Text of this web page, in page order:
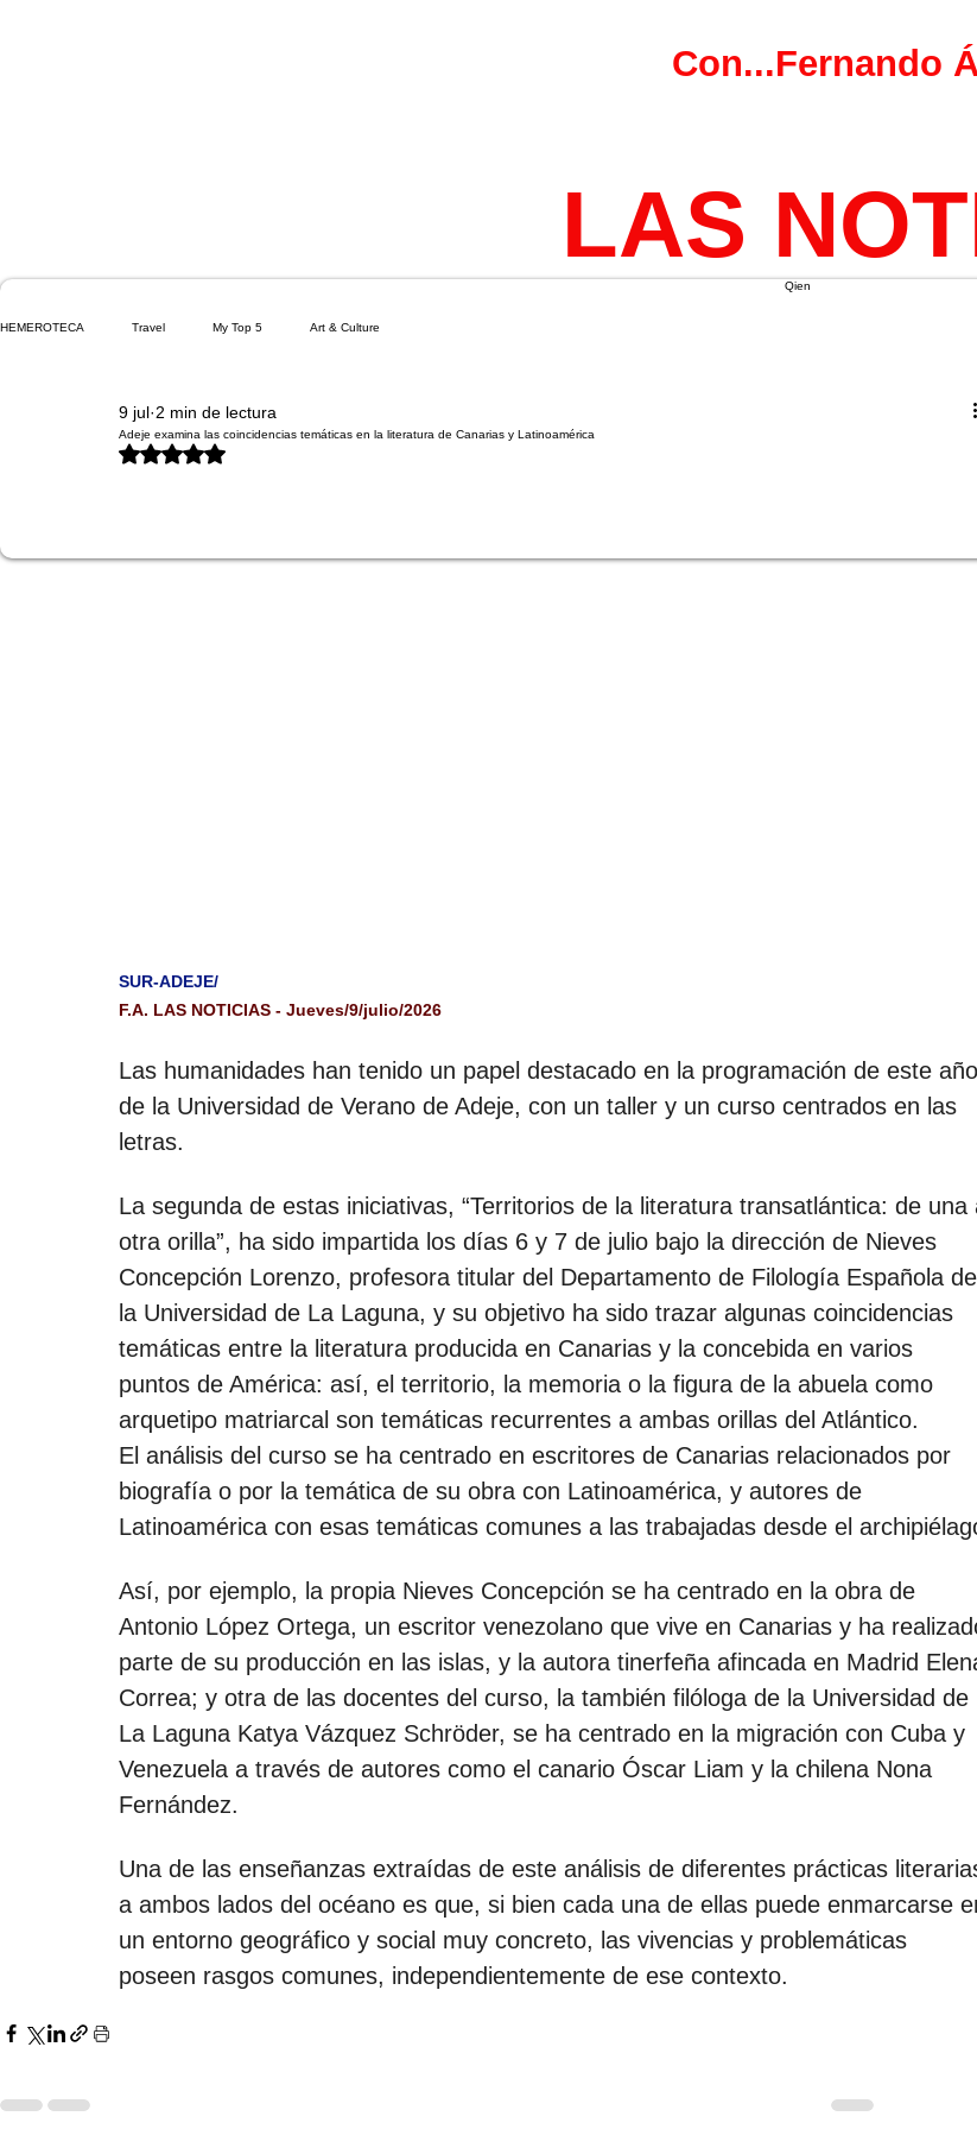
Con...Fernando
LAS
Qien
HEMEROTECA Travel My Top 5 Art & Culture
Adeje examina las coincidencias temáticas en la literatura de Canarias y Latinoamérica
9 jul 2 min de lectura
Obtuvo NaN de 5 estrellas.
SUR-ADEJE/
F.A. LAS NOTICIAS - Jueves/9/julio/2026
Las humanidades han tenido un papel destacado en la programación de este año
de la Universidad de Verano de Adeje, con un taller y un curso centrados en las
letras.
La segunda de estas iniciativas, “Territorios de la literatura transatlántica: de una
otra orilla”, ha sido impartida los días 6 y 7 de julio bajo la dirección de Nieves
Concepción Lorenzo, profesora titular del Departamento de Filología Española de
la Universidad de La Laguna, y su objetivo ha sido trazar algunas coincidencias
temáticas entre la literatura producida en Canarias y la concebida en varios
puntos de América: así, el territorio, la memoria o la figura de la abuela como
arquetipo matriarcal son temáticas recurrentes a ambas orillas del Atlántico.
El análisis del curso se ha centrado en escritores de Canarias relacionados por
biografía o por la temática de su obra con Latinoamérica, y autores de
Latinoamérica con esas temáticas comunes a las trabajadas desde el
Así, por ejemplo, la propia Nieves Concepción se ha centrado en la obra de
Antonio López Ortega, un escritor venezolano que vive en Canarias y ha
parte de su producción en las islas, y la autora tinerfeña afincada en Madrid
Correa; y otra de las docentes del curso, la también filóloga de la Universidad de
La Laguna Katya Vázquez Schröder, se ha centrado en la migración con Cuba y
Venezuela a través de autores como el canario Óscar Liam y la chilena Nona
Fernández.
Una de las enseñanzas extraídas de este análisis de diferentes prácticas
a ambos lados del océano es que, si bien cada una de ellas puede enmarcarse
un entorno geográfico y social muy concreto, las vivencias y problemáticas
poseen rasgos comunes, independientemente de ese contexto.